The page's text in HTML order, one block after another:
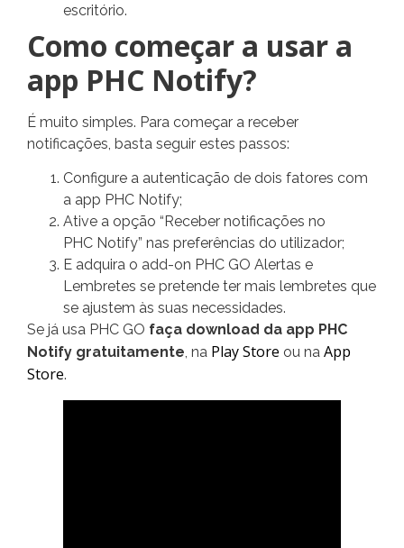
escritório.
Como começar a usar a
app PHC Notify?
É muito simples. Para começar a receber
notificações, basta seguir estes passos:
Configure a autenticação de dois fatores com
a app PHC Notify;
Ative a opção “Receber notificações no
PHC Notify” nas preferências do utilizador;
E adquira o add-on PHC GO Alertas e
Lembretes se pretende ter mais lembretes que
se ajustem às suas necessidades.
Se já usa PHC GO faça download da app PHC
Notify gratuitamente, na Play Store ou na App
Store.